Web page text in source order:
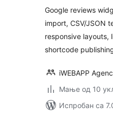
Google reviews
import, CSV/JSON
responsive layouts,
shortcode
iWEBAPP
Мање од 10
Испробан са